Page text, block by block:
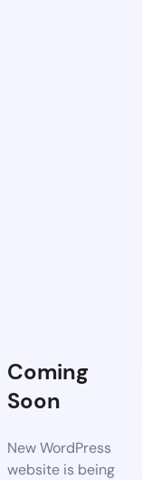
Coming
Soon
New WordPress
website is being